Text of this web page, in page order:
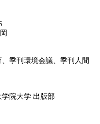
季刊環境会議、季刊人間
院大学 出版部